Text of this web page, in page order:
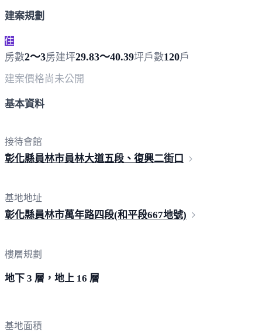
建案規劃
住
房數2～3房建坪29.83～40.39坪戶數120戶
建案價格尚未公開
基本資料
接待會館
彰化縣員林市員林大道五段、復興二街口
基地地址
彰化縣員林市萬年路四段(和平段667地號)
樓層規劃
地下 3 層，地上 16 層
基地面積